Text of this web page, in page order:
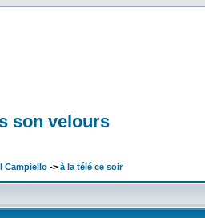
son velours
Campiello -> à la télé ce soir